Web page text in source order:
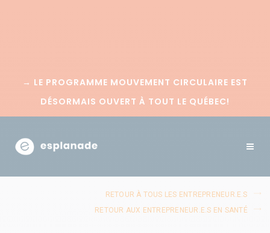
→ LE PROGRAMME MOUVEMENT CIRCULAIRE EST
DÉSORMAIS OUVERT À TOUT LE QUÉBEC!
RETOUR À TOUS LES ENTREPRENEUR.E.S
RETOUR AUX ENTREPRENEUR.E.S EN SANTÉ